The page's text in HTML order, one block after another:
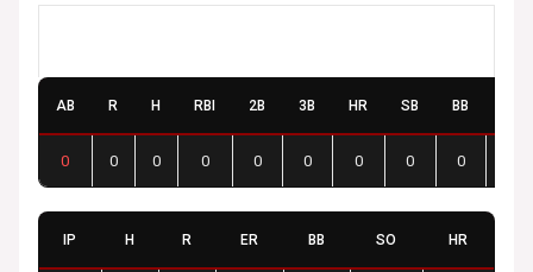
AB R H RBI 2B 3B HR SB BB
0 0 0 0 0 0 0 0 0
IP H R ER BB SO HR